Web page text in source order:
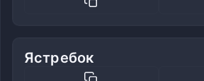
Ястребок